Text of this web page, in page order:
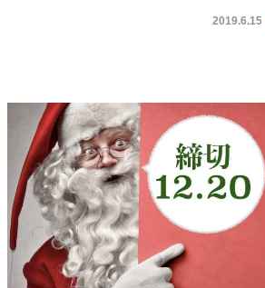
2019.6.15